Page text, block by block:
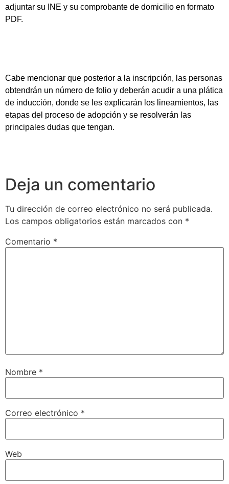
adjuntar su INE y su comprobante de domicilio en formato
PDF.
Cabe mencionar que posterior a la inscripción, las personas
obtendrán un número de folio y deberán acudir a una plática
de inducción, donde se les explicarán los lineamientos, las
etapas del proceso de adopción y se resolverán las
principales dudas que tengan.
Deja un comentario
Tu dirección de correo electrónico no será publicada.
Los campos obligatorios están marcados con *
Comentario *
Nombre *
Correo electrónico *
Web